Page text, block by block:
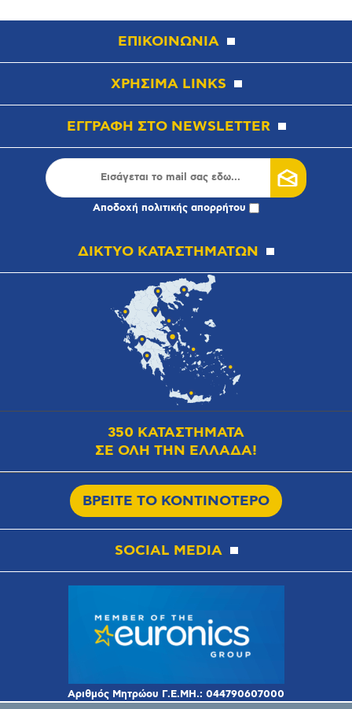
ΕΠΙΚΟΙΝΩΝΙΑ
ΧΡΗΣΙΜΑ LINKS
ΕΓΓΡΑΦΗ ΣΤΟ NEWSLETTER
Αποδοχή πολιτικής απορρήτου
ΔΙΚΤΥΟ ΚΑΤΑΣΤΗΜΑΤΩΝ
350 ΚΑΤΑΣΤΗΜΑΤΑ
ΣΕ ΟΛΗ ΤΗΝ ΕΛΛΑΔΑ!
ΒΡΕΙΤΕ ΤΟ ΚΟΝΤΙΝΟΤΕΡΟ
SOCIAL MEDIA